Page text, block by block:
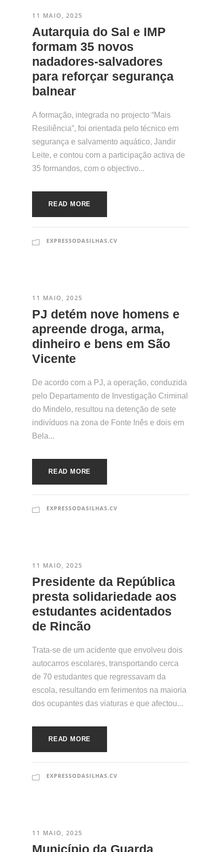
11 MAIO, 2025
​Autarquia do Sal e IMP
formam 35 novos
nadadores-salvadores
para reforçar segurança
balnear
A formação, integrada no projecto “Mais
Resiliência”, foi orientada pelo técnico em
segurança e salvamento aquático, Jandir
Leite, e contou com a participação activa de
35 formandos, com o objectivo...
READ MORE
EXPRESSODASILHAS.CV
11 MAIO, 2025
​PJ detém nove homens e
apreende droga, arma,
dinheiro e bens em São
Vicente
De acordo com a PJ, a operação, conduzida
pelo Departamento de Investigação Criminal
do Mindelo, resultou na detenção de sete
indivíduos na zona de Fonte Inês e dois em
Bela...
READ MORE
EXPRESSODASILHAS.CV
11 MAIO, 2025
​Presidente da República
presta solidariedade aos
estudantes acidentados
de Rincão
Trata-se de um acidente que envolveu dois
autocarros escolares, transportando cerca
de 70 estudantes que regressavam da
escola, resultando em ferimentos na maioria
dos ocupantes das viaturas e que afectou...
READ MORE
EXPRESSODASILHAS.CV
11 MAIO, 2025
Município da Guarda